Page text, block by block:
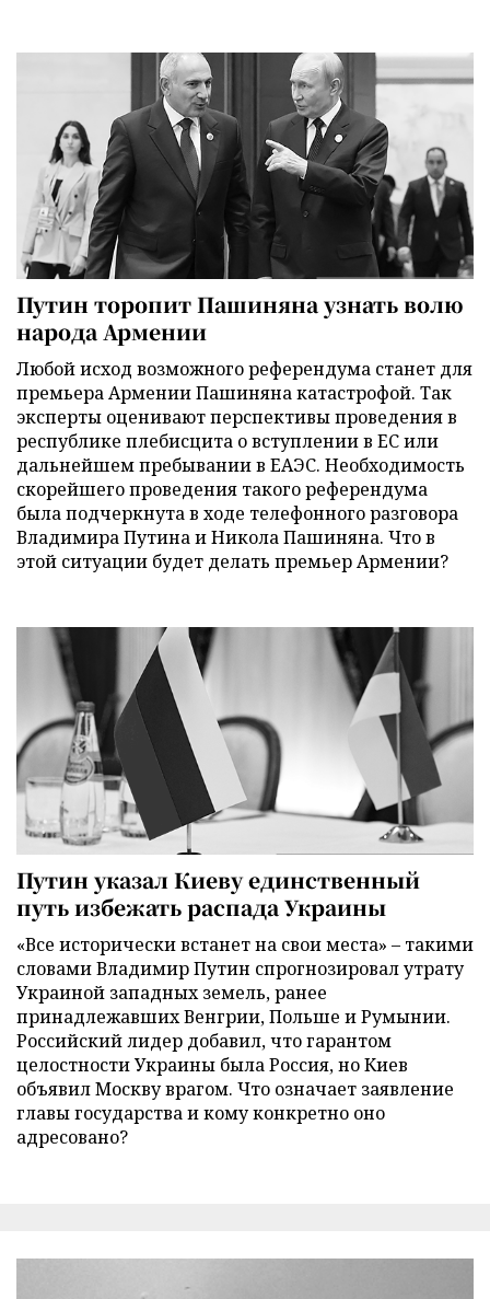
Путин торопит Пашиняна узнать волю
народа Армении
Любой исход возможного референдума станет для
премьера Армении Пашиняна катастрофой. Так
эксперты оценивают перспективы проведения в
республике плебисцита о вступлении в ЕС или
дальнейшем пребывании в ЕАЭС. Необходимость
скорейшего проведения такого референдума
была подчеркнута в ходе телефонного разговора
Владимира Путина и Никола Пашиняна. Что в
этой ситуации будет делать премьер Армении?
Путин указал Киеву единственный
путь избежать распада Украины
«Все исторически встанет на свои места» – такими
словами Владимир Путин спрогнозировал утрату
Украиной западных земель, ранее
принадлежавших Венгрии, Польше и Румынии.
Российский лидер добавил, что гарантом
целостности Украины была Россия, но Киев
объявил Москву врагом. Что означает заявление
главы государства и кому конкретно оно
адресовано?